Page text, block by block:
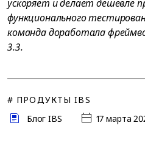
ускоряет и делает дешевле
функционального
команда доработала
3.3.
# ПРОДУКТЫ IBS
Блог IBS
17 марта